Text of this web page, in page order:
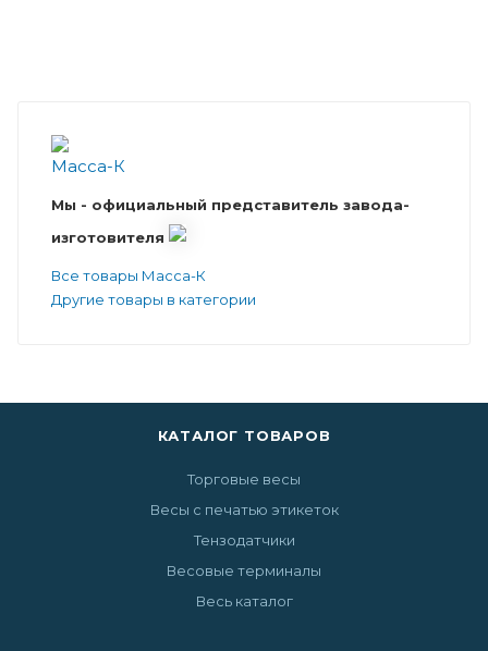
Мы - официальный представитель завода-
изготовителя
Все товары Масса-К
Другие товары в категории
КАТАЛОГ ТОВАРОВ
Торговые весы
Весы с печатью этикеток
Тензодатчики
Весовые терминалы
Весь каталог